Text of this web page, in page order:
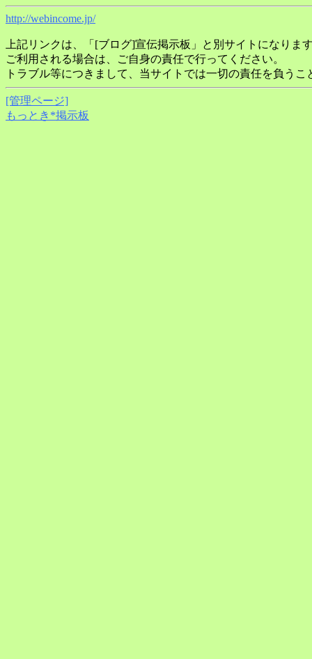
http://webincome.jp/
上記リンクは、「[ブログ]宣伝掲示板」と別サイトになりま
ご利用される場合は、ご自身の責任で行ってください。
トラブル等につきまして、当サイトでは一切の責任を負うこ
[管理ページ]
もっとき*掲示板